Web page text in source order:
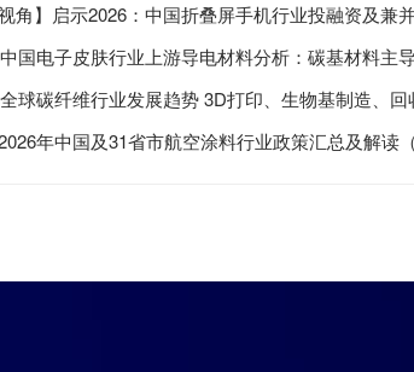
局、投资机会分析等）
国电子皮肤行业上游导电材料分析：碳基材料主导，技
球碳纤维行业发展趋势3D打印 、生物基制造、回收技术三大新
投资机会分析等）
年中国及31省市航空涂料行业政策汇总及解读（